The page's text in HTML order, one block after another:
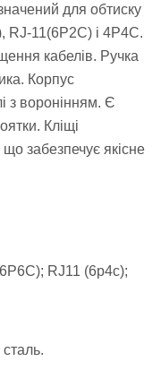
для обтиску
RJ-11(6P2C) і 4P4C.
кабелів. Ручка
Корпус
з воронінням. Є
Кліщі
забезпечує якісне
RJ11 (6p4c);